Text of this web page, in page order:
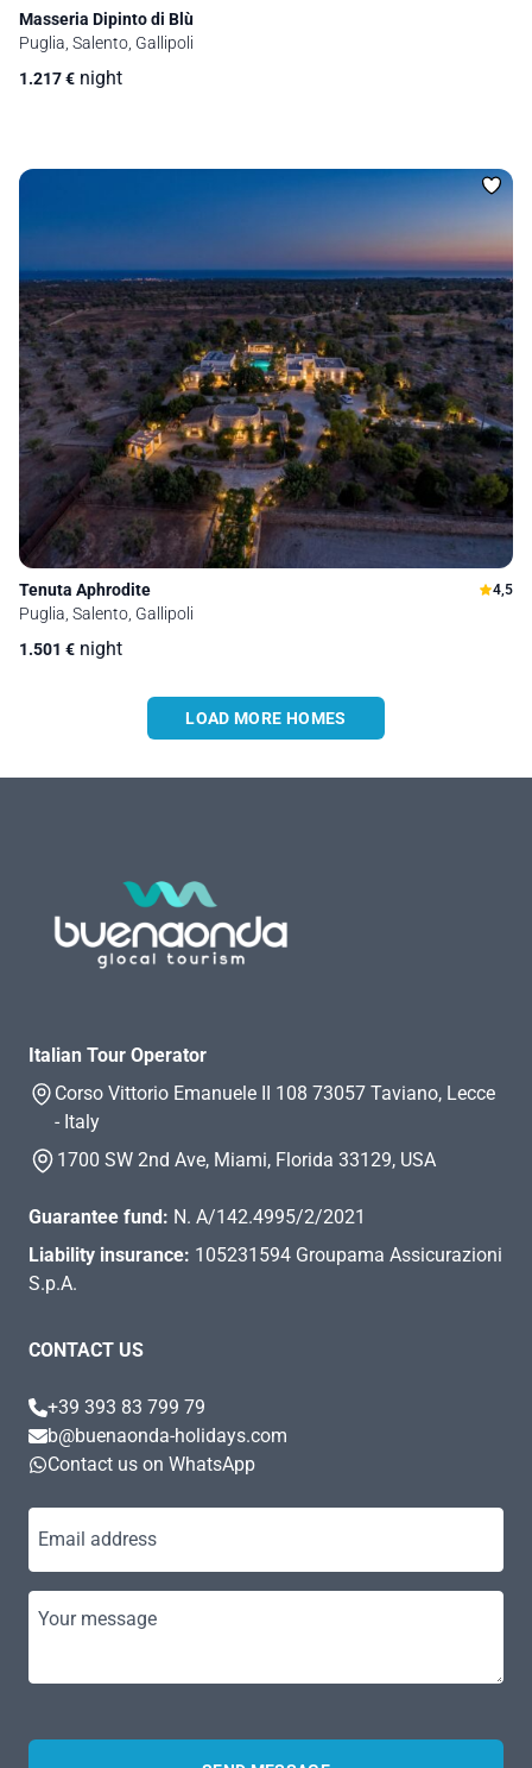
Masseria Dipinto di Blù
Puglia, Salento, Gallipoli
1.217€ night
Tenuta Aphrodite 4,5
Puglia, Salento, Gallipoli
1.501 € night
LOAD MORE HOMES
Italian Tour Operator
Corso Vittorio Emanuele II 108 73057 Taviano, Lecce
- Italy
1700 SW 2nd Ave, Miami, Florida 33129, USA
Guarantee fund: N. A/142.4995/2/2021
Liability insurance: 105231594 Groupama Assicurazioni
S.p.A.
CONTACT US
+39 393 83 799 79
b@buenaonda-holidays.com
Contact us on WhatsApp
Email address
Your message